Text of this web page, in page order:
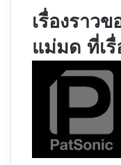
เรื่องราว
แม่มด ที่เรื่